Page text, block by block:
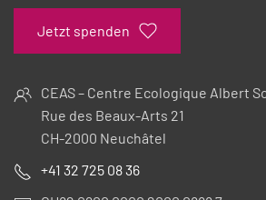
Jetzt spenden
CEAS – Centre Ecologique Albert
Rue des Beaux-Arts 21
CH-2000 Neuchâtel
+41 32 725 08 36